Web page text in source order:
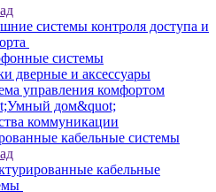
системы контроля доступа и
системы
дверные и аксессуары
управления комфортом
дом&quot;
коммуникации
кабельные системы
кабельные